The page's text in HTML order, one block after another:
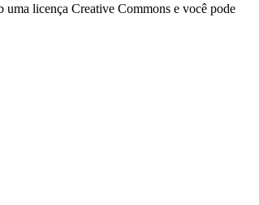
uma licença Creative Commons e você pode